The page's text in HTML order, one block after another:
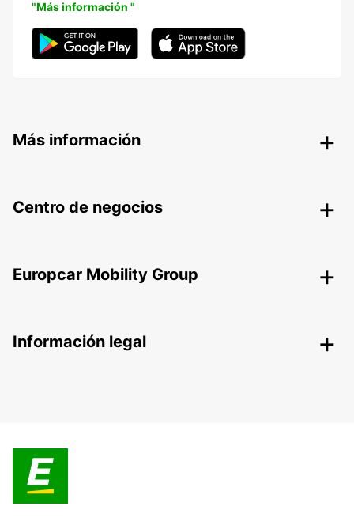
"Más información "
Más información
Centro de negocios
Europcar Mobility Group
Información legal